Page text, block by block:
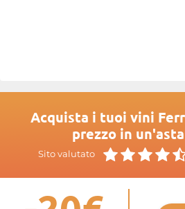
Acquista i tuoi vini
prezzo in
Sito valutato